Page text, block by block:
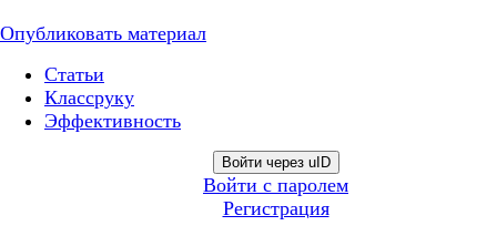
Опубликовать материал
Статьи
Классруку
Эффективность
Войти через uID
Войти с паролем
Регистрация